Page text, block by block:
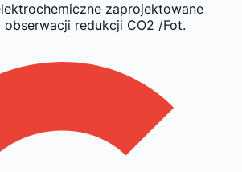
zaprojektowane
obserwacji redukcji CO2 /Fot.